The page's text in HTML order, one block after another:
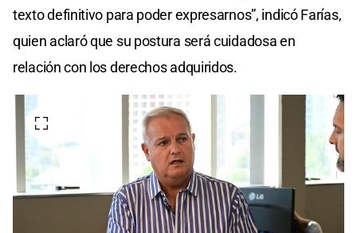
texto definitivo para poder expresarnos”, indicó Farías,
quien aclaró que su postura será cuidadosa en
relación con los derechos adquiridos.